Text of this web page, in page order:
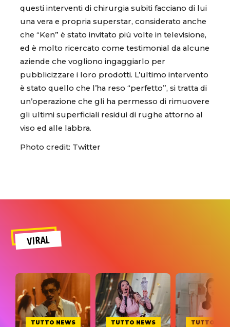
questi interventi di chirurgia subiti facciano di lui
una vera e propria superstar, considerato anche
che “Ken” è stato invitato più volte in televisione,
ed è molto ricercato come testimonial da alcune
aziende che vogliono ingaggiarlo per
pubblicizzare i loro prodotti. L’ultimo intervento
è stato quello che l’ha reso “perfetto”, si tratta di
un’operazione che gli ha permesso di rimuovere
gli ultimi superficiali residui di rughe attorno al
viso ed alle labbra.
Photo credit: Twitter
VIRAL
TUTTO NEWS TUTTO NEWS TUTTO